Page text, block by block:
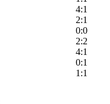
4:1
2:1
0:0
2:2
4:1
0:1
1:1